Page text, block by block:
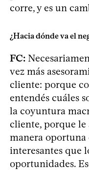
corre, y es un
¿Hacia dónde va el
FC:
vez más
cliente: porque
entendés cuáles
la coyuntura
cliente, porque le
manera oportuna
interesantes que
oportunidades.